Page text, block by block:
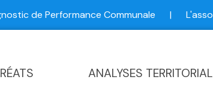
de Performance Communale |
ANALYSES